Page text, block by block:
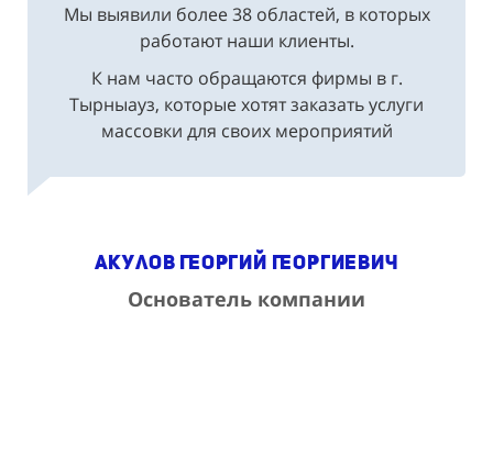
Мы выявили более 38 областей, в которых
работают наши клиенты.
К нам часто обращаются фирмы в г.
Тырныауз, которые хотят заказать услуги
массовки для своих мероприятий
Акулов Георгий Георгиевич
Основатель компании